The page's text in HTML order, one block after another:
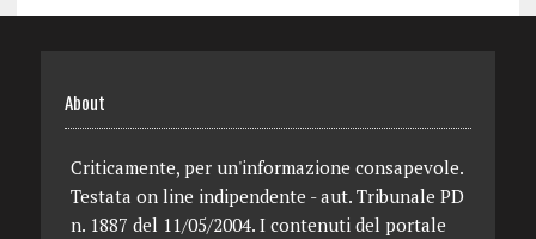
About
Criticamente, per un'informazione consapevole.
Testata on line indipendente - aut. Tribunale PD
n. 1887 del 11/05/2004. I contenuti del portale